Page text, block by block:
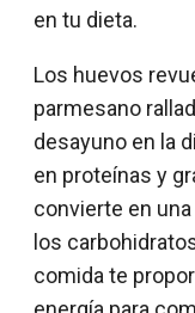
en tu dieta.
Los huevos
parmesano
desayuno en la
en proteínas y
convierte en
los
comida te